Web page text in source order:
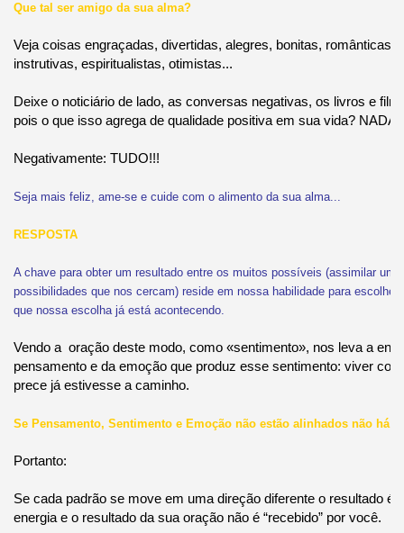
Que tal ser amigo da sua alma?
Veja coisas engraçadas, divertidas, alegres, bonitas, românticas,
instrutivas, espiritualistas, otimistas...
Deixe o noticiário de lado, as conversas negativas, os livros e
pois o que isso agrega de qualidade positiva em sua vida?
Negativamente: TUDO!!!
Seja mais feliz, ame-se e cuide com o alimento da sua alma...
RESPOSTA
A chave para obter um resultado entre os muitos possíveis (assimilar
possibilidades que nos cercam) reside em nossa habilidade para
que nossa escolha já está acontecendo.
Vendo a oração deste modo, como «sentimento», nos leva a
pensamento e da emoção que produz esse sentimento: viver
prece já estivesse a caminho.
Se Pensamento, Sentimento e Emoção não estão alinhados não há
Portanto:
Se cada padrão se move em uma direção diferente o resultado é
energia e o resultado da sua oração não é “recebido” por você.